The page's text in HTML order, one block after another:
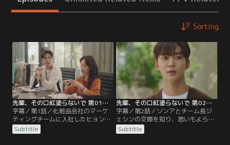
Sorting
先輩、その口紅塗らないで 第01話／字幕
字幕／第1話／化粧品会社のマーケ
ティングチームに入社したヒョンス
ンは、2年先輩のソンアに片思い中
だが、なかなかうまくいかない。そ
Subtitle
先輩、その口紅塗らないで 第02話／字幕
字幕／第2話／ソンアとチーム長ジ
ェシンの交際を知り、思いもよらな
かったことに深く落ち込んでいたヒ
ョンスン。そんな中、姉ジスンのウ
Subtitle